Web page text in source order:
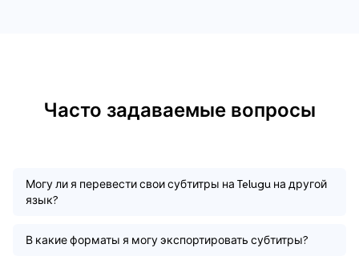
Часто задаваемые вопросы
Могу ли я перевести свои субтитры на Telugu на другой
язык?
В какие форматы я могу экспортировать субтитры?